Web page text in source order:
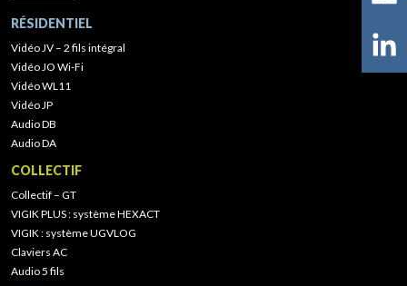
RÉSIDENTIEL
Vidéo JV – 2 fils intégral
Vidéo JO Wi-Fi
Vidéo WL11
Vidéo JP
Audio DB
Audio DA
COLLECTIF
Collectif – GT
VIGIK PLUS : système HEXACT
VIGIK : système UGVLOG
Claviers AC
Audio 5 fils